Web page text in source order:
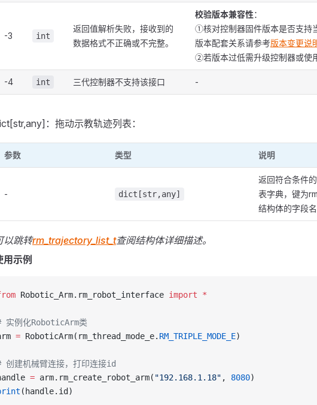
-3 int
返回值解析失败，接收到的
数据格式不正确或不完整。
校验版本兼容性：
①核对控制器固件版本是否支持
版本配套关系请参考版本变更说
②若版本过低需升级控制器或使
-4 int 三代控制器不支持该接口 -
：拖动示教轨迹列表：
参数 类型 说明
- dict[str,any]
返回符合条件
表字典，键为
结构体的字段名
以跳转rm_trajectory_list_t查阅结构体详细描述。
用示例
Robotic_Arm.rm_robot_interface import *
实例化RoboticArm类
= RoboticArm(rm_thread_mode_e. RM_TRIPLE_MODE_E)
创建机械臂连接，打印连接id
= arm.rm_create_robot_arm( "192.168.1.18" , 8080)
(handle.id)